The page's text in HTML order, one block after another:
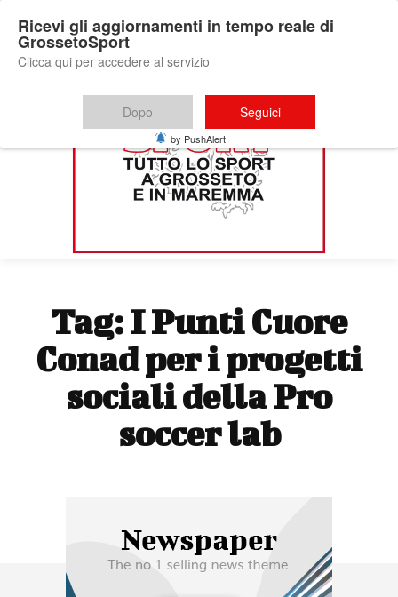
Tag:I Punti Cuore
Conad per i progetti
sociali della Pro
soccer lab
Ricevi gli aggiornamenti in tempo reale di
GrossetoSport
Clicca qui per accedere al servizio
Dopo Seguici
by PushAlert